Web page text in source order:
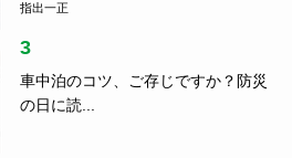
指出一正
3
車中泊のコツ、ご存じですか？防災
の日に読...